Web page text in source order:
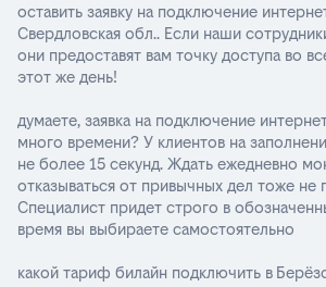
оставить заявку на подключение
Свердловская обл.. Если наши
они предоставят вам точку доступа во
этот же день!
думаете, заявка на подключение
много времени? У клиентов на
не более 15 секунд. Ждать ежедневно
отказываться от привычных дел тоже не
Специалист придет строго в
время вы выбираете самостоятельно
какой тариф билайн подключить в